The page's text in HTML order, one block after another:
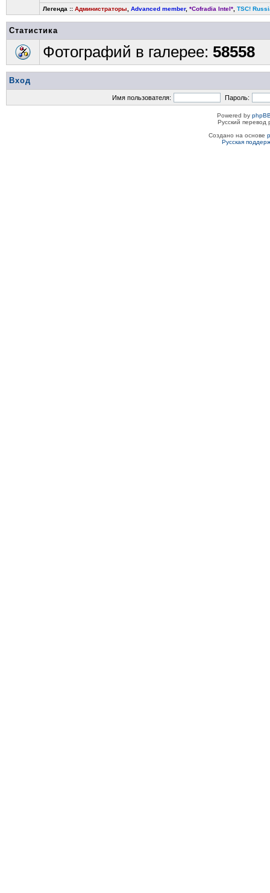
Легенда :: Администраторы Advanced member, *Cofradia Intel* TSC!
Статистика
Фотографий в галерее: 58558
Вход
Имя пользователя: Пароль:
Powered by
Русский
Создано на основе
Русская